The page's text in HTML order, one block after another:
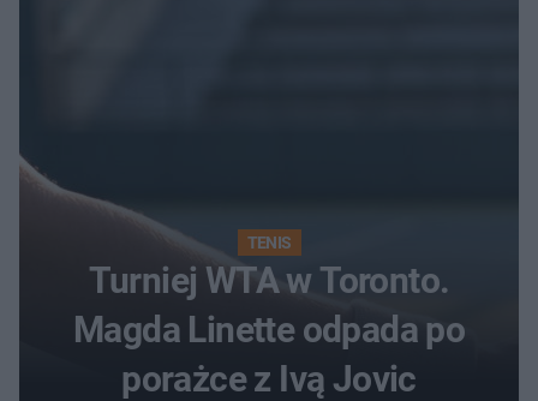
TENIS
Turniej WTA w Toronto.
Magda Linette odpada po
porażce z Ivą Jovic